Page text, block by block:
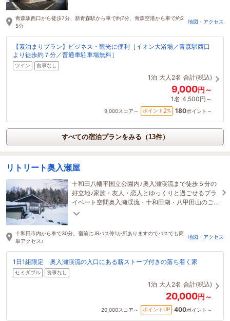
青森駅西口から徒歩7分、新青森駅から車で約7分、青森空港から車で約2
5分
地図・アクセス
【素泊まりプラン】ビジネス・観光に便利［イオン大浴場／青森駅西口
より徒歩約７分／普通車駐車場無料］
ツイン 食事なし
1泊 大人2名 合計(税込)
9,000円～
1名 4,500円～
9,000スコア～ ポイント 2% 180ポイント～
すべての宿泊プランをみる（13件）
リトリート奥入瀬屋
十和田八幡平国立公園内♪奥入瀬渓流まで徒歩５分の
好立地♪家族・友人・恋人とゆっくりと過ごせるプラ
イベート空間奥入瀬渓流・十和田湖・八甲田山のご
旅行におすすめ
十和田市内から車で30分。宿前にJRバス停1か所ありますのでバスでも簡
単アクセス♪
地図・アクセス
1日1組限定 奥入瀬渓流の入口にある薪ストーブ付きの落ち着く家
セミダブル 食事なし
1泊 大人2名 合計(税込)
20,000円～
20,000スコア～ ポイントUP 400ポイント～